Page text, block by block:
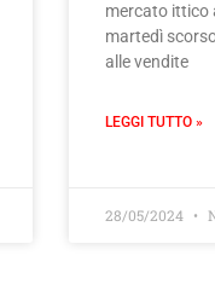
mercato ittico
martedì
alle vendite
LEGGI TUTTO »
28/05/2024